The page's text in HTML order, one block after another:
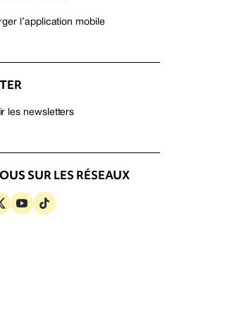
l’application mobile
les newsletters
SUR LES RÉSEAUX